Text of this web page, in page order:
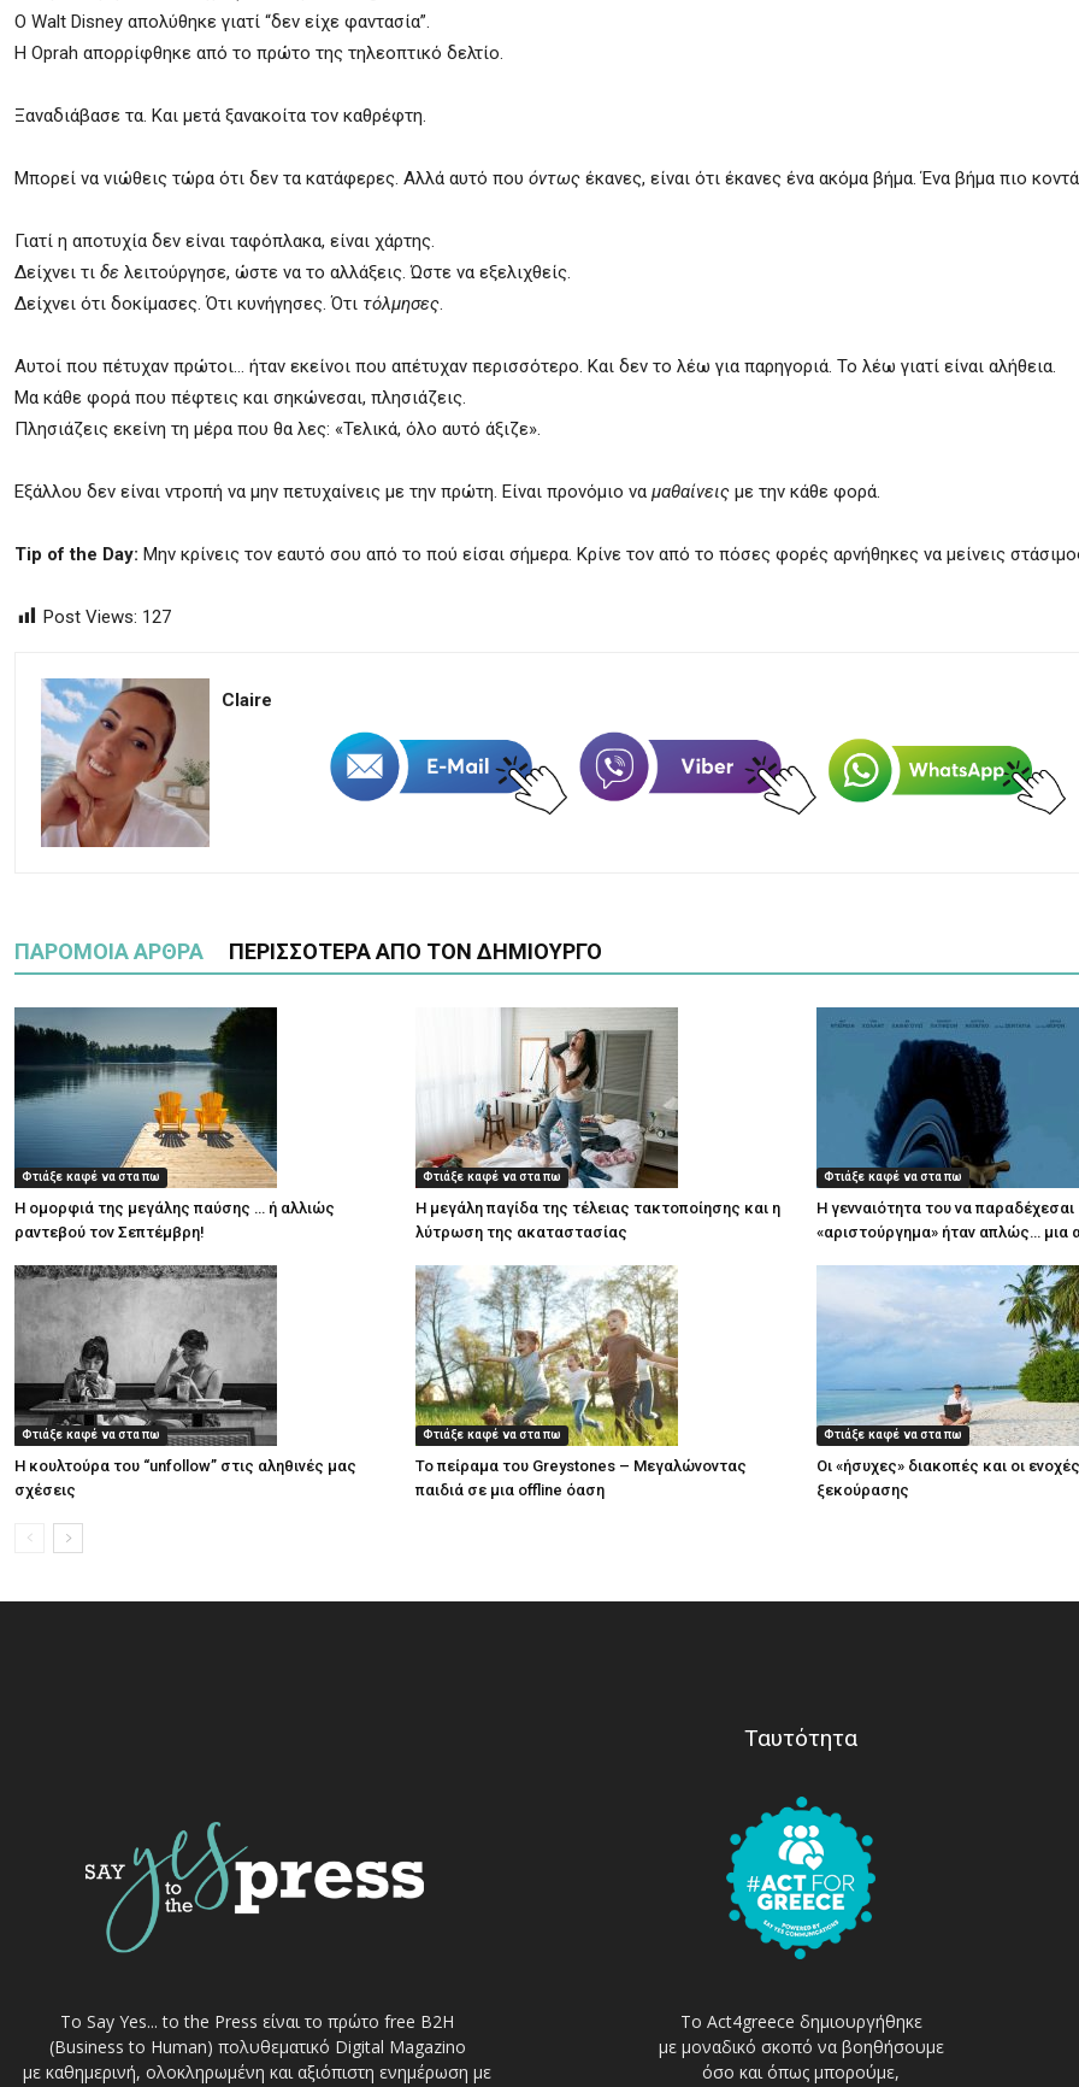
Ο Walt Disney απολύθηκε γιατί “δεν είχε φαντασία”.
Η Oprah απορρίφθηκε από το πρώτο της τηλεοπτικό δελτίο.
Ξαναδιάβασε τα. Και μετά ξανακοίτα τον καθρέφτη.
Μπορεί να νιώθεις τώρα ότι δεν τα κατάφερες. Αλλά αυτό που όντως έκανες, είναι ότι έκανες ένα ακόμα βήμα. Ένα βήμα πιο
Γιατί η αποτυχία δεν είναι ταφόπλακα, είναι χάρτης.
Δείχνει τι δε λειτούργησε, ώστε να το αλλάξεις. Ώστε να εξελιχθείς.
Δείχνει ότι δοκίμασες. Ότι κυνήγησες. Ότι τόλμησες.
Αυτοί που πέτυχαν πρώτοι… ήταν εκείνοι που απέτυχαν περισσότερο. Και δεν το λέω για παρηγοριά. Το λέω γιατί είναι αλήθεια.
Μα κάθε φορά που πέφτεις και σηκώνεσαι, πλησιάζεις.
Πλησιάζεις εκείνη τη μέρα που θα λες: «Τελικά, όλο αυτό άξιζε».
Εξάλλου δεν είναι ντροπή να μην πετυχαίνεις με την πρώτη. Είναι προνόμιο να μαθαίνεις με την κάθε φορά.
Tip of the Day: Μην κρίνεις τον εαυτό σου από το πού είσαι σήμερα. Κρίνε τον από το πόσες φορές αρνήθηκες να μείνεις
Post Views: 127
Claire
ΠΑΡΟΜΟΙΑ ΑΡΘΡΑ ΠΕΡΙΣΣΟΤΕΡΑ ΑΠΟ ΤΟΝ ΔΗΜΙΟΥΡΓΟ
Φτιάξε καφέ να στα πω
Η ομορφιά της μεγάλης παύσης … ή αλλιώς
ραντεβού τον Σεπτέμβρη!
Φτιάξε καφέ να στα πω
Η μεγάλη παγίδα της τέλειας τακτοποίησης και η
λύτρωση της ακαταστασίας
Φτιάξε καφέ να στα πω
Η γενναιότητα του να παραδέχεσαι
«αριστούργημα» ήταν απλώς… μια
Φτιάξε καφέ να στα πω
Η κουλτούρα του “unfollow” στις αληθινές μας
σχέσεις
Φτιάξε καφέ να στα πω
Το πείραμα του Greystones – Μεγαλώνοντας
παιδιά σε μια offline όαση
Φτιάξε καφέ να στα πω
Οι «ήσυχες» διακοπές και οι
ξεκούρασης
Το Say Yes... to the Press είναι το πρώτο free Β2Η
(Business to Human) πολυθεματικό Digital Magazino
με καθημερινή, ολοκληρωμένη και αξιόπιστη ενημέρωση με
Ταυτότητα
Το Act4greece δημιουργήθηκε
με μοναδικό σκοπό να βοηθήσουμε
όσο και όπως μπορούμε,